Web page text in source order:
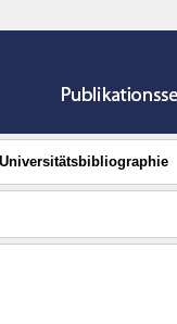
Universitätsbibliographie